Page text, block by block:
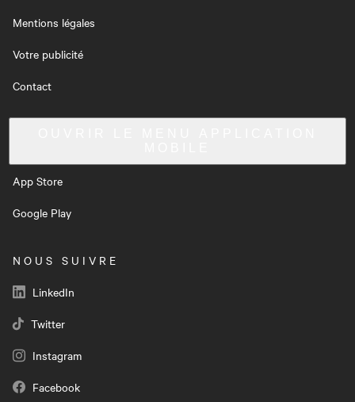
Mentions légales
Votre publicité
Contact
App Store
Google Play
NOUS SUIVRE
LinkedIn
Twitter
Instagram
Facebook